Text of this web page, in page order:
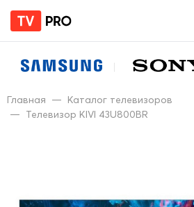
Главная — Каталог телевизоров
— Телевизор KIVI 43U800BR